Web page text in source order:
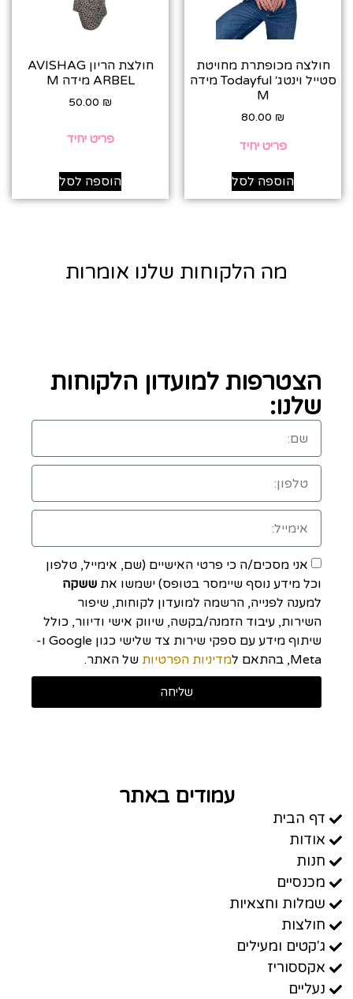
חולצה מכופתרת מחויטת
סטייל וינטג׳ Todayful מידה
M
80.00 ₪
פריט יחיד
הוספה לסל
חולצת הריון AVISHAG
ARBEL מידה M
50.00 ₪
פריט יחיד
הוספה לסל
מה הלקוחות שלנו אומרות
הצטרפות למועדון הלקוחות
שלנו:
אני מסכים/ה כי פרטי האישיים (שם, אימייל, טלפון
וכל מידע נוסף שיימסר בטופס) ישמשו את ששקה
למענה לפנייה, הרשמה למועדון לקוחות, שיפור
השירות, עיבוד הזמנה/בקשה, שיווק אישי ודיוור, כולל
שיתוף מידע עם ספקי שירות צד שלישי כגון Google ו-
Meta, בהתאם ל
מדיניות הפרטיות של האתר.
שליחה
עמודים באתר
דף הבית
אודות
חנות
מכנסיים
שמלות וחצאיות
חולצות
ג'קטים ומעילים
אקססוריז
נעליים